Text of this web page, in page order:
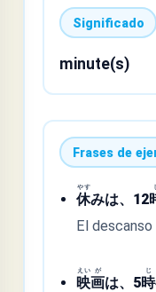
Significado
minute(s)
Frases de
休
やす
みは、12
El
映
えい
画
が
は、5時
じ